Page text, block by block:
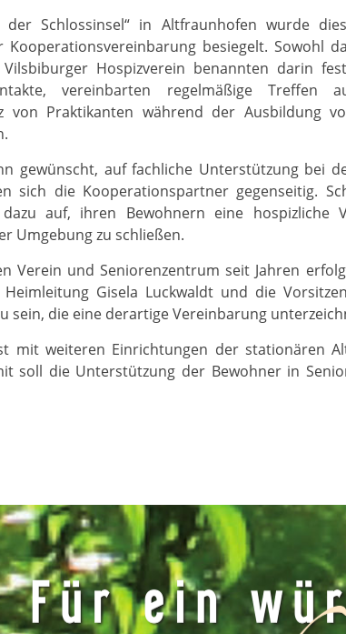
Schlossinsel“ in Altfraunhofen wurde
besiegelt. Sowohl
Hospizverein benannten darin
vereinbarten regelmäßige Treffen
von Praktikanten während der Ausbildung
gewünscht, auf fachliche Unterstützung bei
sich die Kooperationspartner gegenseitig.
auf, ihren Bewohnern eine
Umgebung zu schließen.
Verein und Seniorenzentrum seit Jahren
Gisela Luckwaldt und die
sein, die eine derartige Vereinbarung
mit weiteren Einrichtungen der stationären
soll die Unterstützung der Bewohner in